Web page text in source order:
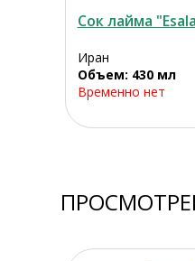
Сок лайма
Иран
Объем: 430 мл
Временно нет